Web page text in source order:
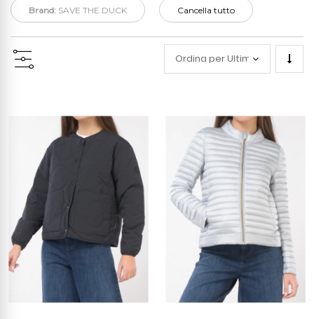
Brand: SAVE THE DUCK Cancella tutto